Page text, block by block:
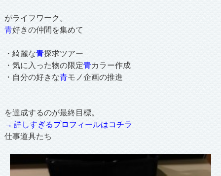
がライフワーク。
青好きの仲間を集めて
・綺麗な青探求ツアー
・気に入った物の限定青カラー作成
・自分の好きな青モノ企画の推進
を達成するのが最終目標。
→ 詳しすぎるプロフィールはコチラ
仕事道具たち